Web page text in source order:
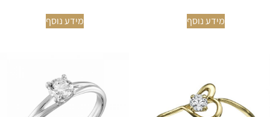
מידע נוסף מידע נוסף